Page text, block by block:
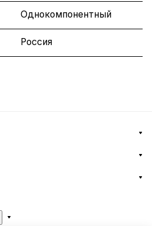
Однокомпонентный
Россия